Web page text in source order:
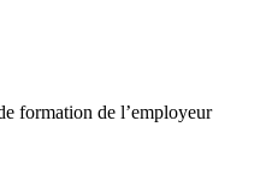
formation de l’employeur